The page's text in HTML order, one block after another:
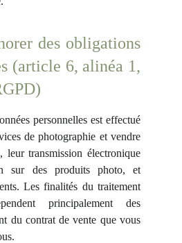
des obligations
(article 6, alinéa 1,
personnelles est effectué
de photographie et vendre
leur transmission électronique
sur des produits photo, et
Les finalités du traitement
principalement des
du contrat de vente que vous